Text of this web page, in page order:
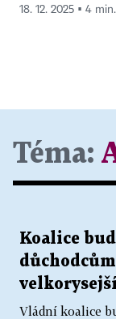
18. 12. 2025 ▪ 4
Téma:
Koalice
Vládní koalice